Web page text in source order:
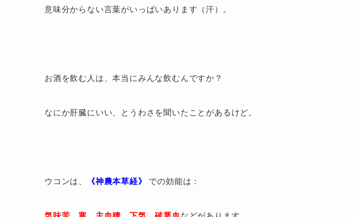
意味分からない言葉がいっぱいあります（汗）。
お酒を飲む人は、本当にみんな飲むんですか？
なにか肝臓にいい、とうわさを聞いたことがあるけど。
ウコンは、 《神農本草経》 での効能は：